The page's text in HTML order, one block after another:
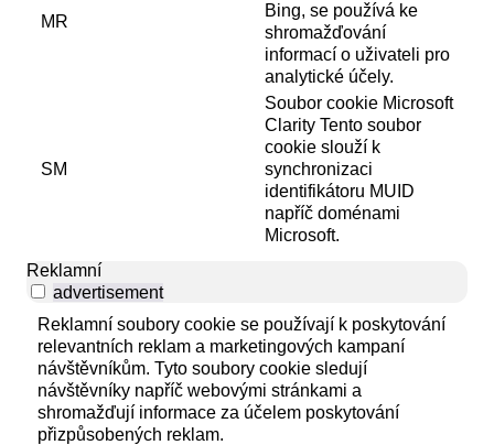
MR
Bing, se používá ke
shromažďování
informací o uživateli pro
analytické účely.
SM
Soubor cookie Microsoft
Clarity Tento soubor
cookie slouží k
synchronizaci
identifikátoru MUID
napříč doménami
Microsoft.
Reklamní
advertisement
Reklamní soubory cookie se používají k poskytování
relevantních reklam a marketingových kampaní
návštěvníkům. Tyto soubory cookie sledují
návštěvníky napříč webovými stránkami a
shromažďují informace za účelem poskytování
přizpůsobených reklam.